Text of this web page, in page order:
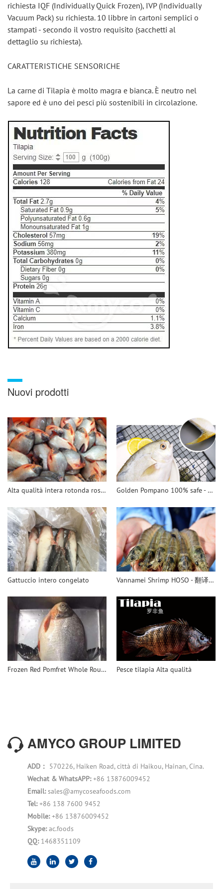
richiesta IQF (Individually Quick Frozen), IVP (Individually
Vacuum Pack) su richiesta. 10 libbre in cartoni semplici o
stampati - secondo il vostro requisito (sacchetti al
dettaglio su richiesta).
CARATTERISTICHE SENSORICHE
La carne di Tilapia è molto magra e bianca. È neutro nel
sapore ed è uno dei pesci più sostenibili in circolazione.
Nuovi prodotti
Alta qualità intera rotonda rossa dei pesci castagna Golden Pompano 100% safe - 翻译中...
Gattuccio intero congelato Vannamei Shrimp HOSO - 翻译中...
Frozen Red Pomfret Whole Round - 翻译中... Pesce tilapia Alta qualità
AMYCO GROUP LIMITED
ADD： 570226, Haiken Road, città di Haikou, Hainan, Cina.
Wechat & WhatsAPP:+86 13876009452
Email: sales@amycoseafoods.com
Tel:+86 138 7600 9452
Mobile:+86 13876009452
Skype:ac.foods
QQ: 1468351109